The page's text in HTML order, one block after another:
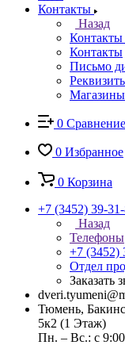
Контакты
Назад
Контакты
Контакты
Письмо
Магазины
0 Сравнение
0 Избранное
0 Корзина
+7 (3452) 39-
Назад
Телефоны
+7 (3452)
Отдел
Заказать
Тюмень,
5к2 (1 Этаж)
Пн. – Вс.: с